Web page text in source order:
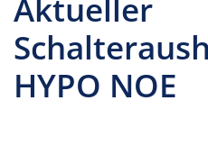
Aktueller
HYPO NOE